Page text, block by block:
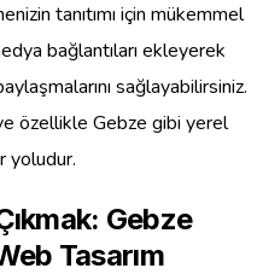
tanıtımı için mükemmel
bağlantıları ekleyerek
sağlayabilirsiniz.
özellikle Gebze gibi yerel
yoludur.
Gebze
Tasarım